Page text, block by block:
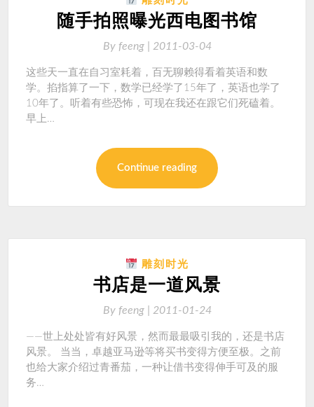
随手拍照曝光西电图书馆
By feeng | 2011-03-04
这些天一直在自习室耗着，百无聊赖得看着英语和数
学。掐指算了一下，数学已经学了15年了，英语也学了
10年了。听着有些恐怖，可现在我还在跟它们死磕着。
早上…
Continue reading
雕刻时光
书店是一道风景
By feeng | 2011-01-24
——世上处处皆有好风景，然而最最吸引我的，还是书店
风景。 当当，卓越亚马逊等将买书变得方便至极。之前
也给大家介绍过青番茄，一种让借书变得伸手可及的服
务…